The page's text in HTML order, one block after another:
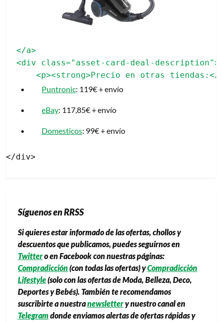
</a>
<div class="asset-card-deal-description">
Puntronic: 119€ + envío
eBay: 117,85€ + envío
Domesticos: 99€ + envío
Síguenos en RRSS
Si quieres estar informado de las ofertas, chollos y
descuentos que publicamos, puedes seguirnos en
Twittero en Facebook con nuestras páginas:
Compradicción(con todas las ofertas) yCompradicción
Lifestyle(solo con las ofertas de Moda, Belleza, Deco,
Deportes y Bebés). También te recomendamos
suscribirte a nuestranewslettery nuestro canal en
Telegramdonde enviamos alertas de ofertas rápidas y